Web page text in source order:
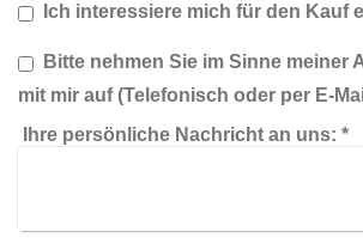
Ich interessiere mich für den Kauf
Bitte nehmen Sie im Sinne meiner
mit mir auf (Telefonisch oder per E-
Ihre persönliche Nachricht an uns: *